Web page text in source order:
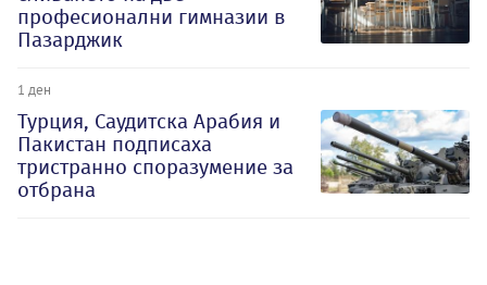
професионални гимназии в
Пазарджик
1 ден
Турция, Саудитска Арабия и
Пакистан подписаха
тристранно споразумение за
отбрана